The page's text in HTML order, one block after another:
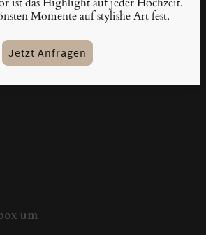
Momente auf stylishe Art fest.
Jetzt Anfragen
um